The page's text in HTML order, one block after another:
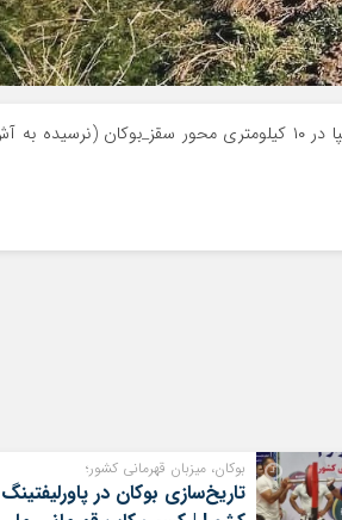
موکریان آنلاین | دقایقی پیش برخورد رودرروی یک دستگاه سواری پژو و وانت سایپا در ۱۰ کیلومتری محور سقز_بوکان
بوکان، میزبان قهرمانی کشور؛
تاریخ‌سازی بوکان در پاورلیفتینگ